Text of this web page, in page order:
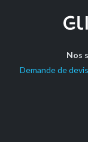
Nos
Demande de